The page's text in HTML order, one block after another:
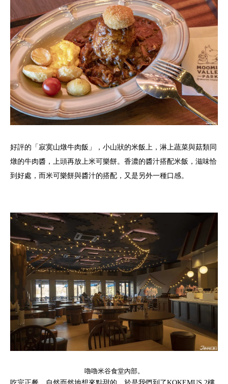
好評的「寂寞山燉牛肉飯」，小山狀的米飯上，淋上蔬菜與菇類同
燉的牛肉醬，上頭再放上米可樂餅。香濃的醬汁搭配米飯，滋味恰
到好處，而米可樂餅與醬汁的搭配，又是另外一種口感。
嚕嚕米谷食堂內部。